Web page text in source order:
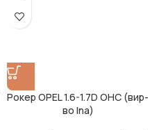
Рокер OPEL 1.6-1.7D OHC (вир-
во Ina)